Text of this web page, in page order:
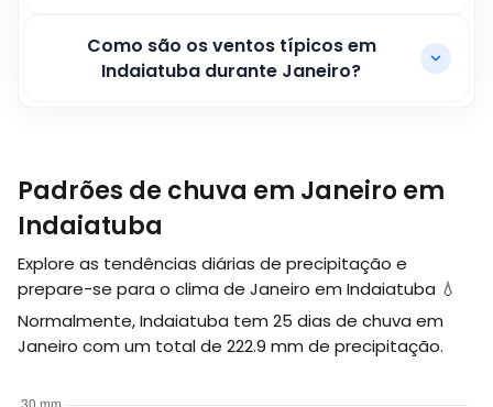
Como são os ventos típicos em
Indaiatuba durante Janeiro?
Padrões de chuva em Janeiro em
Indaiatuba
Explore as tendências diárias de precipitação e
prepare-se para o clima de Janeiro em Indaiatuba 💧
Normalmente, Indaiatuba tem 25 dias de chuva em
Janeiro com um total de 222.9 mm de precipitação.